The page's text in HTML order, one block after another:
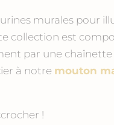
murales pour
collection est
par une
à notre mouton
!